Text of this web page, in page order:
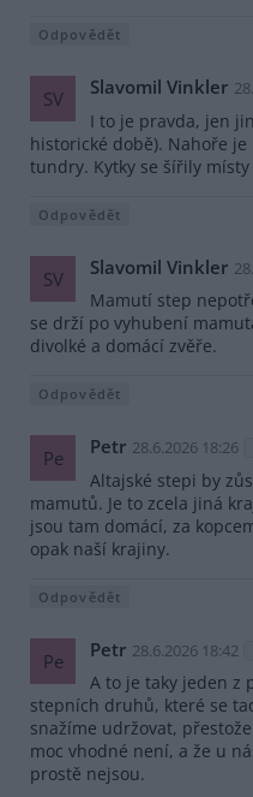
Odpovědět
SV Slavomil Vinkler
I to je pravda, jen
historické době). Nahoře
tundry. Kytky se šířily
Odpovědět
SV Slavomil Vinkler
Mamutí step
se drží po vyhubení
divolké a domácí zvěře.
Odpovědět
Pe Petr 28.6.2026 18:26
Altajské stepi by
mamutů. Je to zcela jiná
jsou tam domácí, za
opak naší krajiny.
Odpovědět
Pe Petr 28.6.2026 18:42
A to je taky jeden z
stepních druhů, které se
snažíme udržovat,
moc vhodné není, a že u
prostě nejsou.